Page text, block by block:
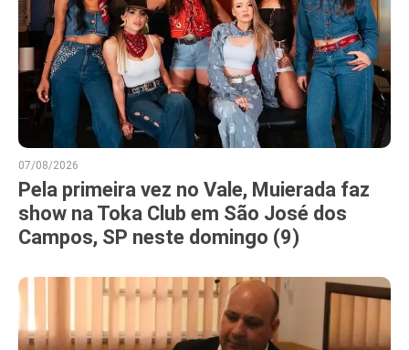
07/08/2026
Pela primeira vez no Vale, Muierada faz
show na Toka Club em São José dos
Campos, SP neste domingo (9)